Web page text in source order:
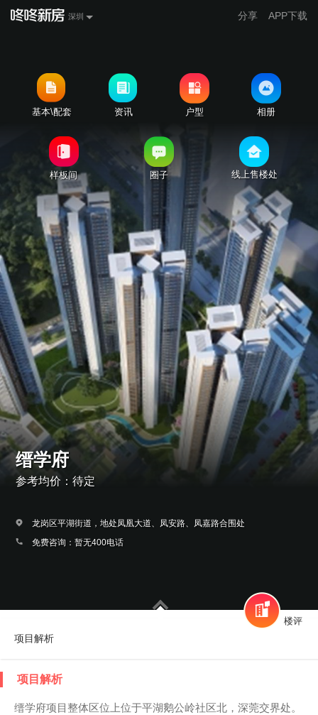
深圳 分享 APP下载
基本\配套 资讯 户型 相册
样板间 圈子 线上售楼处
缙学府
参考均价：待定
龙岗区平湖街道，地处凤凰大道、凤安路、凤嘉路合围处
免费咨询：暂无400电话
楼评
项目解析
项目解析
缙学府项目整体区位上位于平湖鹅公岭社区北，深莞交界处。